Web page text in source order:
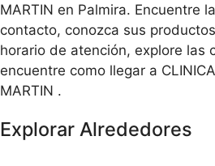
MARTIN en Palmira. Encuentre
contacto, conozca sus
horario de atención, explore las
encuentre como llegar a
MARTIN .
Explorar Alrededores